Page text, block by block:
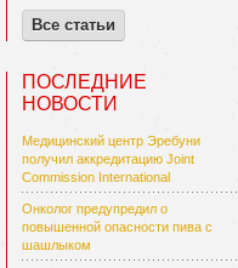
Все статьи
ПОСЛЕДНИЕ
НОВОСТИ
Медицинский центр Эребуни
получил аккредитацию Joint
Commission International
Онколог предупредил о
повышенной опасности пива с
шашлыком